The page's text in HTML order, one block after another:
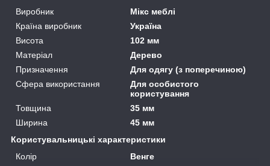
Виробник
Мікс меблі
Країна виробник
Україна
Висота
102 мм
Матеріал
Дерево
Призначення
Для одягу (з поперечиною)
Сфера використання
Для особистого
користування
Товщина
35 мм
Ширина
45 мм
Користувальницькі характеристики
Колір
Венге